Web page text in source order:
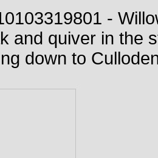
-
and quiver in the
down to